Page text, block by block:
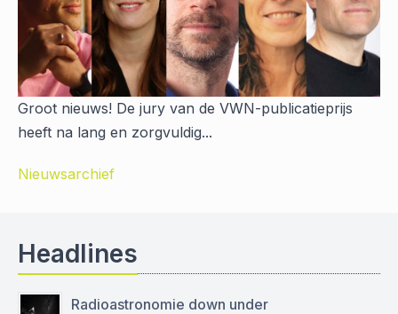
Groot nieuws! De jury van de VWN-publicatieprijs
heeft na lang en zorgvuldig...
Nieuwsarchief
Headlines
Radioastronomie down under